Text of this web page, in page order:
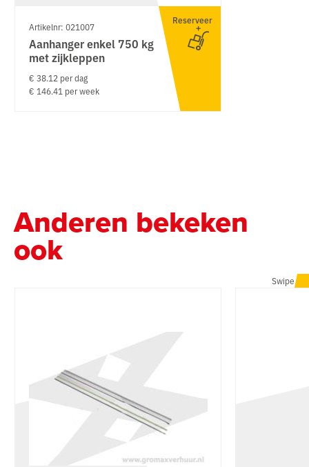
Artikelnr: 021007
Aanhanger enkel 750 kg
met zijkleppen
€ 38.12 per dag
€ 146.41 per week
Reserveer
Anderen bekeken
ook
Swipe